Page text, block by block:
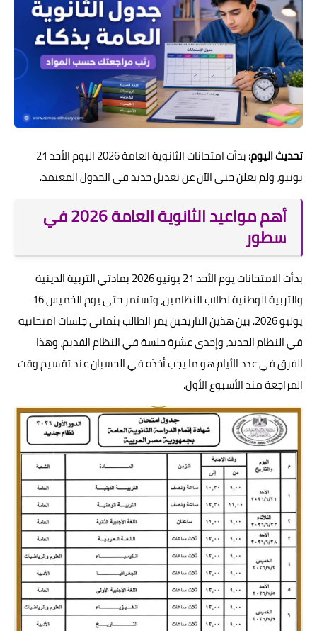
تحديث اليوم:
بدأت امتحانات الثانوية العامة 2026 اليوم الأحد 21
يونيو، ولم يعلن حتى الآن عن تعديل جديد في الجدول المعتمد.
أهم مواعيد الثانوية العامة 2026 في
سطور
بدأت الامتحانات يوم الأحد 21 يونيو 2026 بمادتي التربية الدينية
والتربية الوطنية لطلاب النظامين، وتستمر حتى يوم الخميس 16
يوليو 2026. بين هذين التاريخين يمر الطالب بثماني جلسات امتحانية
في النظام الجديد، وإحدى عشرة جلسة في النظام القديم، وهذا
الفرق في عدد الأيام هو ما يجب أخذه في الحسبان عند تقسيم وقت
المراجعة منذ الأسبوع الأول.